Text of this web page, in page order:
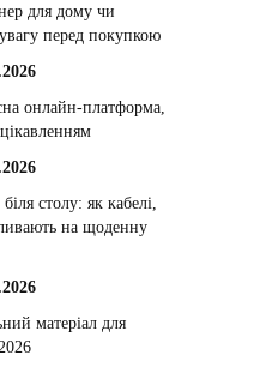
для дому чи
перед покупкою
онлайн-платформа,
столу: як кабелі,
на щоденну
матеріал для